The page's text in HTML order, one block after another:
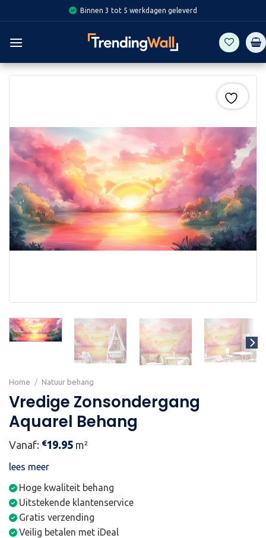
to
content
Binnen 3 tot 5 werkdagen geleverd
Home / Natuur behang
Vredige Zonsondergang
Aquarel Behang
Vanaf: €19.95 m²
lees meer
Hoge kwaliteit behang
Uitstekende klantenservice
Gratis verzending
Veilig betalen met iDeal